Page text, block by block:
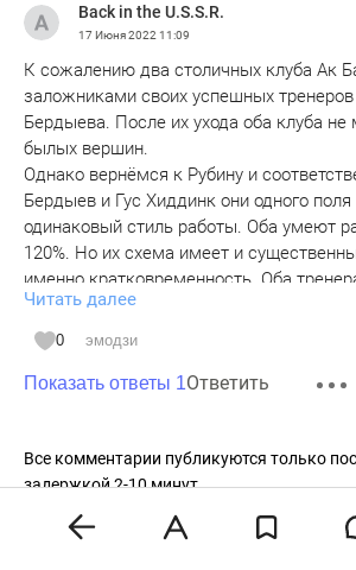
Back in the U.S.S.R.
17 Июня 2022 11:09
К сожалению два столичных клуба Ак
заложниками своих успешных
Бердыева. После их ухода оба клуба не
былых вершин.
Однако вернёмся к Рубину и
Бердыев и Гус Хиддинк они одного поля
одинаковый стиль работы. Оба умеют
120%. Но их схема имеет и
именно кратковременность. Оба
схема игры не может работать долго.
успехами сразу следовали неудачи.
молодеет и есть ли смысл снова его
более его второе пришествие было
Читать далее
0 эмодзи
Показать ответы 1Ответить
Все комментарии публикуются только
задержкой 2-10 минут.
Редакция оставляет за собой право
вашего комментария.